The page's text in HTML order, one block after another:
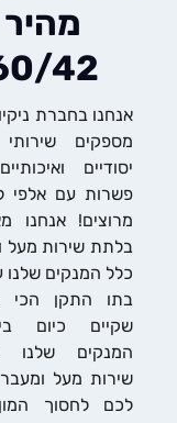
מהיר
60/42
בחברת ניקיון מהיר
שירותי ניקיון
ואיכותיים ללא
עם אלפי לקוחות
אנחנו מאמינים
שירות מעל ומעבר,
המנקים שלנו עומדים
התקן הכי מחמיר
כיום בישראל,
שלנו נותנים
מעל ומעבר ויעזרו
לחסוך המון כסף